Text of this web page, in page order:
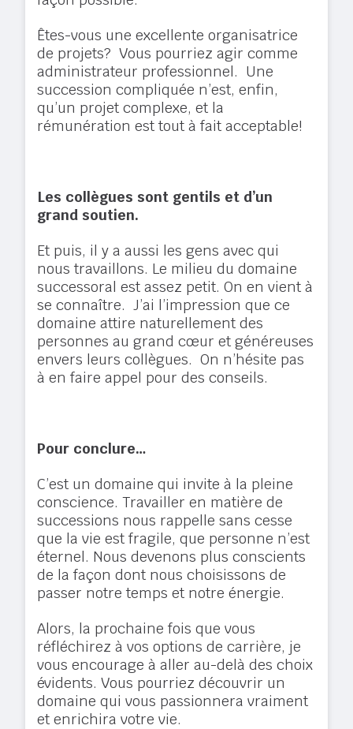
Êtes-vous une excellente organisatrice
de projets? Vous pourriez agir comme
administrateur professionnel. Une
succession compliquée n’est, enfin,
qu’un projet complexe, et la
rémunération est tout à fait acceptable!
Les collègues sont gentils et d’un
grand soutien.
Et puis, il y a aussi les gens avec qui
nous travaillons. Le milieu du domaine
successoral est assez petit. On en vient à
se connaître. J’ai l’impression que ce
domaine attire naturellement des
personnes au grand cœur et généreuses
envers leurs collègues. On n’hésite pas
à en faire appel pour des conseils.
Pour conclure…
C’est un domaine qui invite à la pleine
conscience. Travailler en matière de
successions nous rappelle sans cesse
que la vie est fragile, que personne n’est
éternel. Nous devenons plus conscients
de la façon dont nous choisissons de
passer notre temps et notre énergie.
Alors, la prochaine fois que vous
réfléchirez à vos options de carrière, je
vous encourage à aller au-delà des choix
évidents. Vous pourriez découvrir un
domaine qui vous passionnera vraiment
et enrichira votre vie.